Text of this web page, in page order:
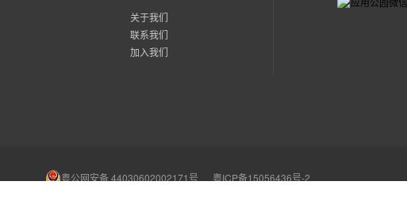
关于我们
联系我们
加入我们
粤公网安备 44030602002171号 粤ICP备15056436号-2